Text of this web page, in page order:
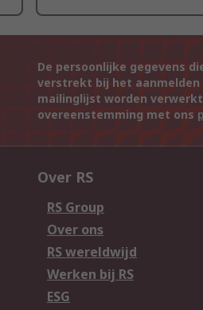
De persoonlijke gegevens
verstrekt bij het aanmelden
mailinglijst worden
overeenstemming met ons
Over RS
RS Group
Over ons
RS wereldwijd
Werken bij RS
ESG